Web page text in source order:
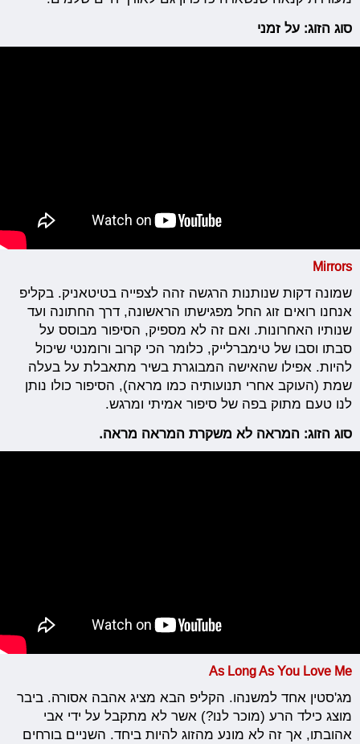
סוג הזוג: על זמני
Mirrors
שמונה דקות שנותנות הרגשה זהה לצפייה בטיטאניק. בקליפ
אנחנו רואים זוג החל מפגישתו הראשונה, דרך החתונה ועד
שנותיו האחרונות. ואם זה לא מספיק, הסיפור מבוסס על
סבתו וסבו של טימברלייק, כלומר הכי קרוב ורומנטי שיכול
להיות. אפילו שהאישה המבוגרת בשיר מתאבלת על בעלה
שמת (העוקב אחרי תנועותיה כמו מראה), הסיפור כולו נותן
לנו טעם מתוק בפה של סיפור אמיתי ומרגש.
סוג הזוג: המראה לא משקרת המראה מראה.
As Long As You Love Me
מג'סטין אחד למשנהו. הקליפ הבא מציג אהבה אסורה. ביבר
מוצג כילד הרע (מוכר לנו?) אשר לא מתקבל על ידי אבי
אהובתו, אך זה לא מונע מהזוג להיות ביחד. השניים בורחים